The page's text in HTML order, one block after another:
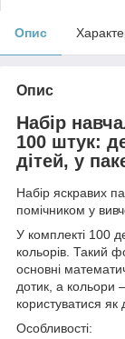
Опис
Опис
Набір
100 штук:
дітей, у
Набір яскравих
помічником у
У комплекті 100
кольорів. Такий
основні
дотик, а кольори
користуватися як
Особливості: